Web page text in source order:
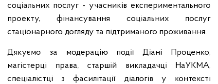
соціальних послуг - учасників експериментального
проекту, фінансування соціальних послуг
стаціонарного догляду та підтриманого проживання.
Дякуємо за модерацію події Діані Проценко,
магістерці права, старшій викладачці НаУКМА,
спеціалістці з фасилітації діалогів у контексті